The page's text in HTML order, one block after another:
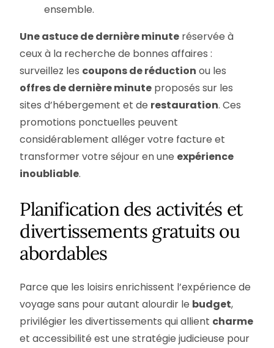
ensemble.
Une astuce de dernière minute réservée à
ceux à la recherche de bonnes affaires :
surveillez les coupons de réduction ou les
offres de dernière minute proposés sur les
sites d’hébergement et de restauration. Ces
promotions ponctuelles peuvent
considérablement alléger votre facture et
transformer votre séjour en une expérience
inoubliable.
Planification des activités et
divertissements gratuits ou
abordables
Parce que les loisirs enrichissent l’expérience de
voyage sans pour autant alourdir le budget,
privilégier les divertissements qui allient charme
et accessibilité est une stratégie judicieuse pour